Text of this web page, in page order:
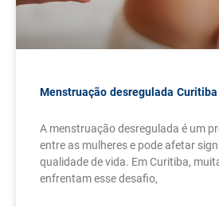
Menstruação desregulada Curitiba
A menstruação desregulada é um
entre as mulheres e pode afetar
qualidade de vida. Em Curitiba,
enfrentam esse desafio,